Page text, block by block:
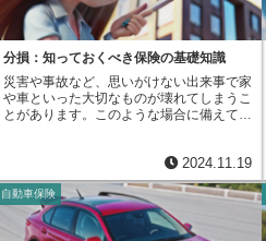
サポートを受けられるので安心です。人生
の様々な場面で、プロ代理店は心強い相談
相手となってくれるでしょう。
社は、商品やサービスを売ることでお金を
稼ぎますが、同時に色々な費用もかかりま
す。稼いだお金から費用を引いたものが利
益ですが、利益だけでは会社の財布の中身
ら、利益には、まだ実際にはもらっていな
いお金や、これから支払うお金なども含ま
れているからです。「自由に使えるお金」
を払った後に残るお金のことです。例え
ば、商品を売ってまだお金をもらっていな
くても、利益としては計上されます。しか
し、実際にはまだ手元にお金がないので、
自由に使うことはできません。また、新し
い機械を買うために借金をした場合、利益
分損：知っておくべき保険の基礎知識
災害や事故など、思いがけない出来事で家
や車といった大切なものが壊れてしまうこ
とがあります。このような場合に備えて、
『分損』という言葉を使います。『全損』
とは、ものが完全に壊れてしまい、直すこ
とができない状態のことを指します。例え
ば、火事で家が全焼してしまった場合や、
車が衝突事故でぺしゃんこになってしまっ
2024.11.19
自動車保険